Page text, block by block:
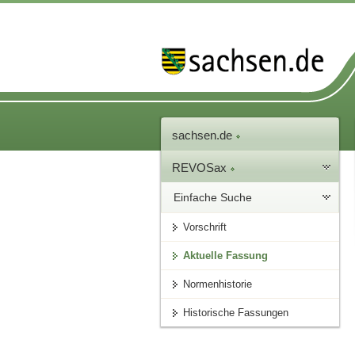
sachsen.de
REVOSax
Einfache Suche
Vorschrift
Aktuelle Fassung
Normenhistorie
Historische Fassungen